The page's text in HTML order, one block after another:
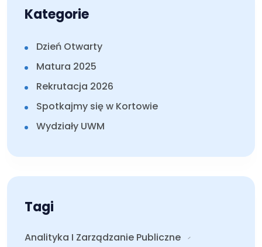
Kategorie
Dzień Otwarty
Matura 2025
Rekrutacja 2026
Spotkajmy się w Kortowie
Wydziały UWM
Tagi
Analityka I Zarządzanie Publiczne